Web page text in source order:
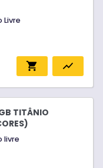
Livre
shopping_cart show_chart
TITÂNIO
livre